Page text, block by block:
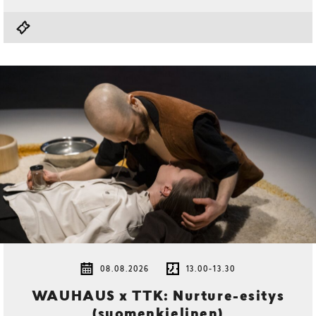
08.08.2026 13.00-13.30
WAUHAUS x TTK: Nurture-esitys